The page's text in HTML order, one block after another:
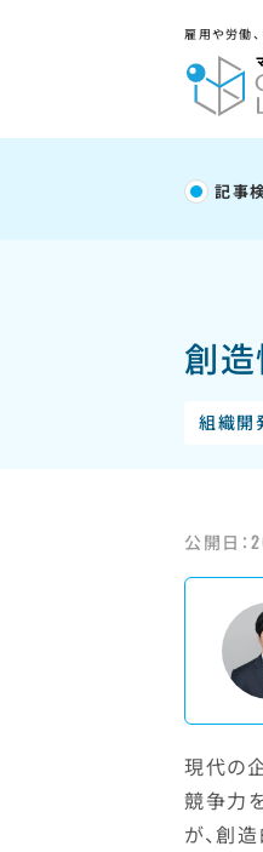
雇用や労働
記事
創造
組織開
公開日：
現代の
競争力
が、創